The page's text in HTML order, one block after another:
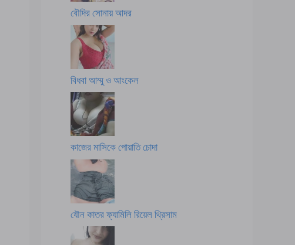
বৌদির সোনায় আদর
বিধবা আম্মু ও আংকেল
কাজের মাসিকে পোয়াতি চোদা
যৌন কাতর ফ্যামিলি রিয়েল থ্রিসাম